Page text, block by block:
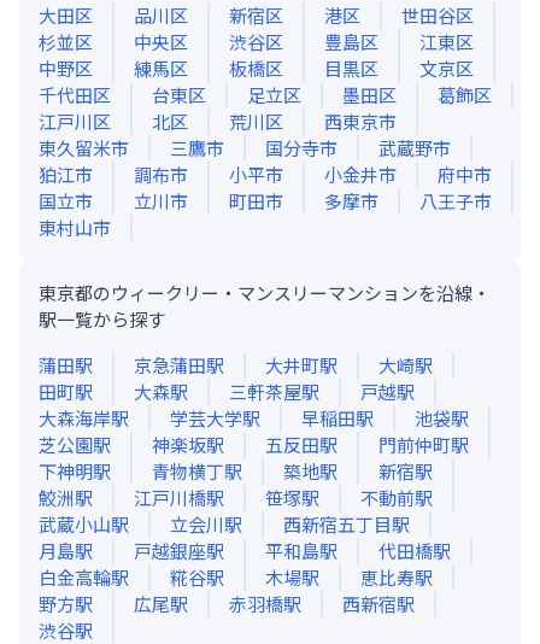
大田区
品川区 新宿区 港区
世田谷区
杉並区
中央区 渋谷区 豊島区
江東区
中野区
練馬区 板橋区 目黒区
文京区
千代田区
台東区 足立区 墨田区
葛飾区
江戸川区
北区 荒川区
西東京市
東久留米市
三鷹市 国分寺市
武蔵野市
狛江市
調布市 小平市 小金井市
府中市
国立市
立川市 町田市 多摩市
八王子市
東村山市
東京都のウィークリー・マンスリーマンションを沿線・
駅一覧から探す
蒲田駅 京急蒲田駅 大井町駅 大崎駅
田町駅 大森駅 三軒茶屋駅 戸越駅
大森海岸駅 学芸大学駅 早稲田駅 池袋駅
芝公園駅 神楽坂駅 五反田駅 門前仲町駅
下神明駅 青物横丁駅 築地駅 新宿駅
鮫洲駅 江戸川橋駅 笹塚駅 不動前駅
武蔵小山駅 立会川駅 西新宿五丁目駅
月島駅 戸越銀座駅 平和島駅 代田橋駅
白金高輪駅 糀谷駅 木場駅 恵比寿駅
野方駅 広尾駅 赤羽橋駅 西新宿駅
渋谷駅